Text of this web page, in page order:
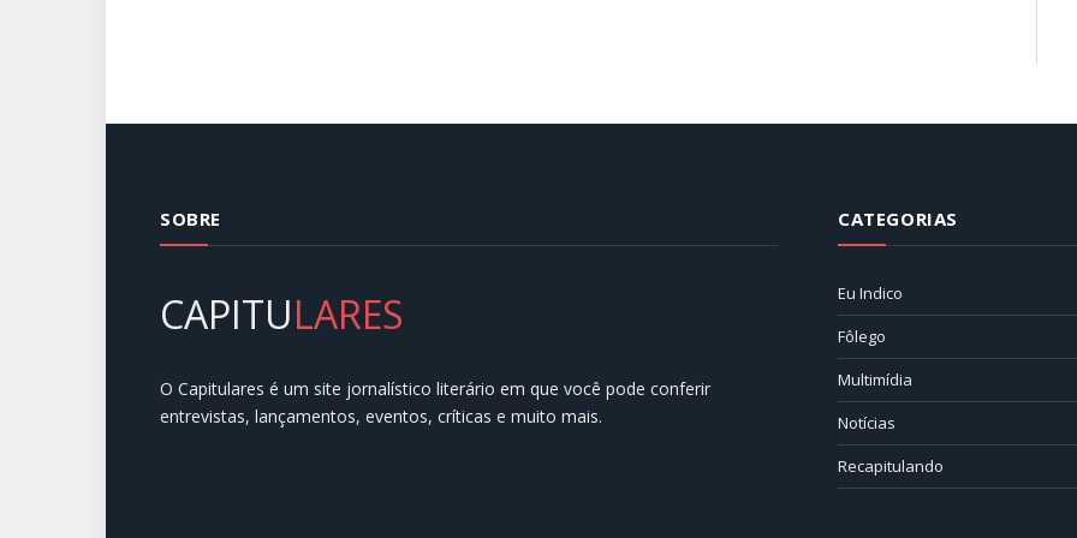
SOBRE
CAPITULARES
O Capitulares é um site jornalístico literário em que você pode conferir
entrevistas, lançamentos, eventos, críticas e muito mais.
CATEGORIAS
Eu Indico
Fôlego
Multimídia
Notícias
Recapitulando